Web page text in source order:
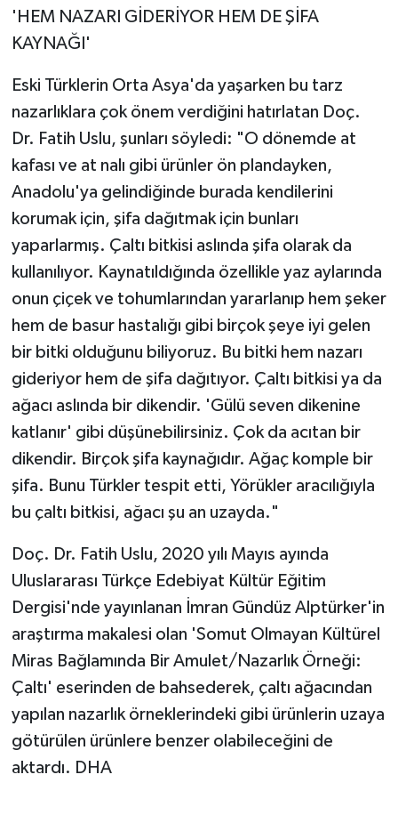
'HEM NAZARI GİDERİYOR HEM DE ŞİFA
KAYNAĞI'
Eski Türklerin Orta Asya'da yaşarken bu tarz
nazarlıklara çok önem verdiğini hatırlatan Doç.
Dr. Fatih Uslu, şunları söyledi: "O dönemde at
kafası ve at nalı gibi ürünler ön plandayken,
Anadolu'ya gelindiğinde burada kendilerini
korumak için, şifa dağıtmak için bunları
yaparlarmış. Çaltı bitkisi aslında şifa olarak da
kullanılıyor. Kaynatıldığında özellikle yaz aylarında
onun çiçek ve tohumlarından yararlanıp hem şeker
hem de basur hastalığı gibi birçok şeye iyi gelen
bir bitki olduğunu biliyoruz. Bu bitki hem nazarı
gideriyor hem de şifa dağıtıyor. Çaltı bitkisi ya da
ağacı aslında bir dikendir. 'Gülü seven dikenine
katlanır' gibi düşünebilirsiniz. Çok da acıtan bir
dikendir. Birçok şifa kaynağıdır. Ağaç komple bir
şifa. Bunu Türkler tespit etti, Yörükler aracılığıyla
bu çaltı bitkisi, ağacı şu an uzayda."
Doç. Dr. Fatih Uslu, 2020 yılı Mayıs ayında
Uluslararası Türkçe Edebiyat Kültür Eğitim
Dergisi'nde yayınlanan İmran Gündüz Alptürker'in
araştırma makalesi olan 'Somut Olmayan Kültürel
Miras Bağlamında Bir Amulet/Nazarlık Örneği:
Çaltı' eserinden de bahsederek, çaltı ağacından
yapılan nazarlık örneklerindeki gibi ürünlerin uzaya
götürülen ürünlere benzer olabileceğini de
aktardı. DHA